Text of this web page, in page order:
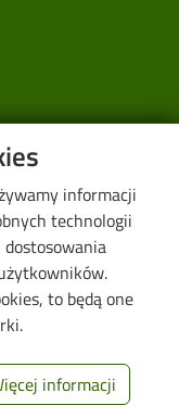
informacji
technologii
to będą one
informacji
Wydział Inżynierii
Środowiska"